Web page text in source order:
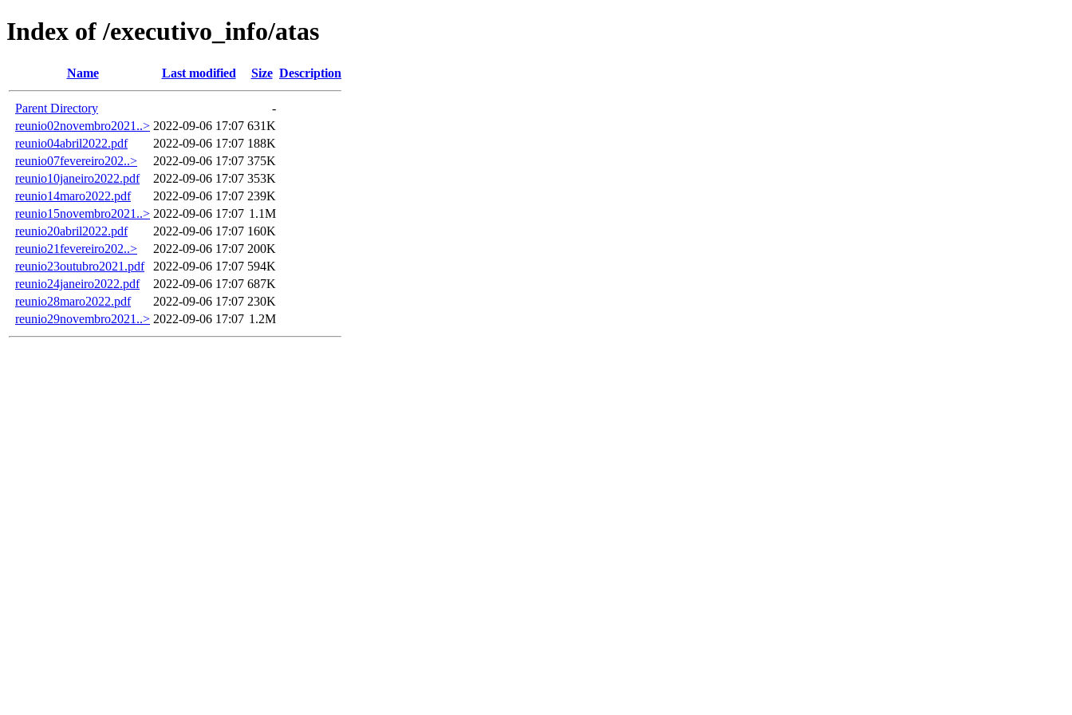
Index of /executivo_info/atas
Name Last modified Size Description
Parent Directory
-
reunio02novembro2021..> 2022-09-06 17:07 631K
reunio04abril2022.pdf
2022-09-06 17:07 188K
reunio07fevereiro202..>
2022-09-06 17:07 375K
reunio10janeiro2022.pdf
2022-09-06 17:07 353K
reunio14maro2022.pdf
2022-09-06 17:07 239K
reunio15novembro2021..> 2022-09-06 17:07 1.1M
reunio20abril2022.pdf
2022-09-06 17:07 160K
reunio21fevereiro202..>
2022-09-06 17:07 200K
reunio23outubro2021.pdf
2022-09-06 17:07 594K
reunio24janeiro2022.pdf
2022-09-06 17:07 687K
reunio28maro2022.pdf
2022-09-06 17:07 230K
reunio29novembro2021..> 2022-09-06 17:07 1.2M